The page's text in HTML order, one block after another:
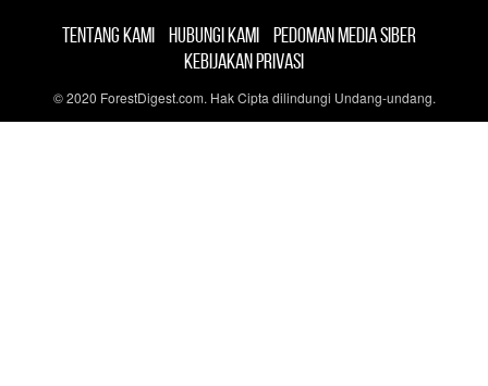
TENTANG KAMI HUBUNGI KAMI
PEDOMAN MEDIA SIBER
KEBIJAKAN PRIVASI
© 2020 ForestDigest.com. Hak Cipta dilindungi Undang-undang.